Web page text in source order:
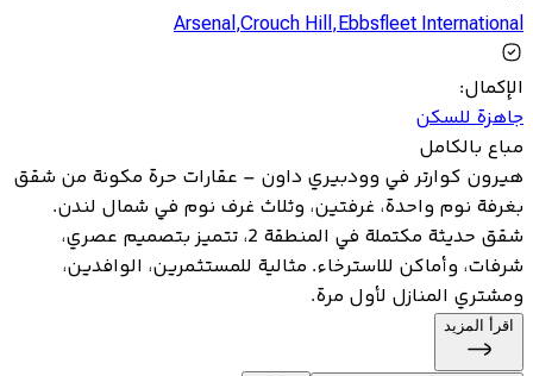
Arsenal,Crouch Hill,Ebbsfleet International
الإكمال:
جاهزة للسكن
مباع بالكامل
هيرون كوارتر في وودبيري داون – عقارات حرة مكونة من شقق
بغرفة نوم واحدة، غرفتين، وثلاث غرف نوم في شمال لندن.
شقق حديثة مكتملة في المنطقة 2، تتميز بتصميم عصري،
شرفات، وأماكن للاسترخاء. مثالية للمستثمرين، الوافدين،
ومشتري المنازل لأول مرة.
اقرأ المزيد